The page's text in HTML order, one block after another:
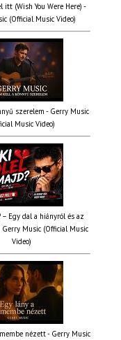
itt (Wish You Were Here) -
(Official Music Video)
szerelem - Gerry Music
Music Video)
Egy dal a hiányról és az
Music (Official Music
Video)
nézett - Gerry Music